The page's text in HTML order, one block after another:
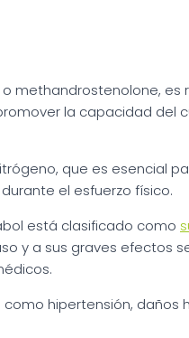
methandrostenolone,
la capacidad
que es esencial
el esfuerzo físico.
está clasificado como
y a sus graves efectos
hipertensión,